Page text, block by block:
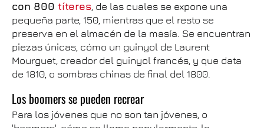
con 800 títeres, de las cuales se expone una
pequeña parte, 150, mientras que el resto se
preserva en el almacén de la masía. Se encuentran
piezas únicas, cómo un guinyol de Laurent
Mourguet, creador del guinyol francés, y que data
de 1810, o sombras chinas de final del 1800.
Los boomers se pueden recrear
Para los jóvenes que no son tan jóvenes, o